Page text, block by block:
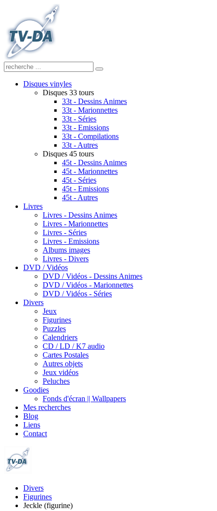
Disques vinyles
Disques 33 tours
33t - Dessins Animes
33t - Marionnettes
33t - Séries
33t - Emissions
33t - Compilations
33t - Autres
Disques 45 tours
45t - Dessins Animes
45t - Marionnettes
45t - Séries
45t - Emissions
45t - Autres
Livres
Livres - Dessins Animes
Livres - Marionnettes
Livres - Séries
Livres - Emissions
Albums images
Livres - Divers
DVD / Vidéos
DVD / Vidéos - Dessins Animes
DVD / Vidéos - Marionnettes
DVD / Vidéos - Séries
Divers
Jeux
Figurines
Puzzles
Calendriers
CD / LD / K7 audio
Cartes Postales
Autres objets
Jeux vidéos
Peluches
Goodies
Fonds d'écran || Wallpapers
Mes recherches
Blog
Liens
Contact
Divers
Figurines
Jeckle (figurine)